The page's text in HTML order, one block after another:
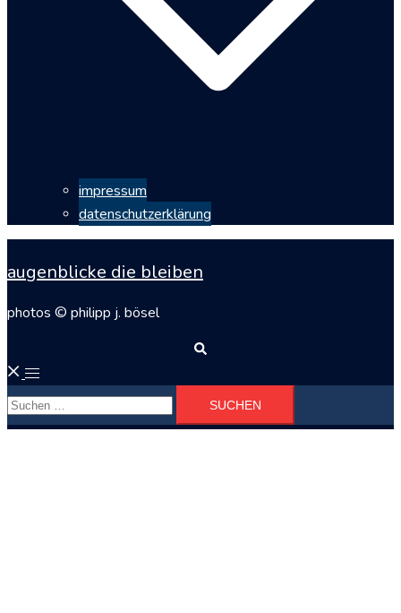
impressum
datenschutzerklärung
augenblicke die bleiben
photos © philipp j. bösel
Menü
umschalten
Suchen
nach: